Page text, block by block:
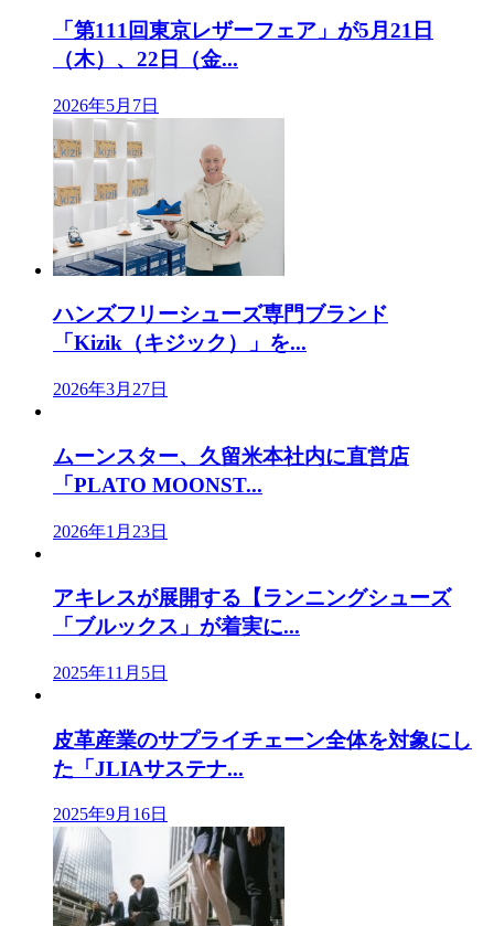
「第111回東京レザーフェア」が5月21日
（木）、22日（金...
2026年5月7日
ハンズフリーシューズ専門ブランド
「Kizik（キジック）」を...
2026年3月27日
ムーンスター、久留米本社内に直営店
「PLATO MOONST...
2026年1月23日
アキレスが展開する【ランニングシューズ
「ブルックス」が着実に...
2025年11月5日
皮革産業のサプライチェーン全体を対象にし
た「JLIAサステナ...
2025年9月16日